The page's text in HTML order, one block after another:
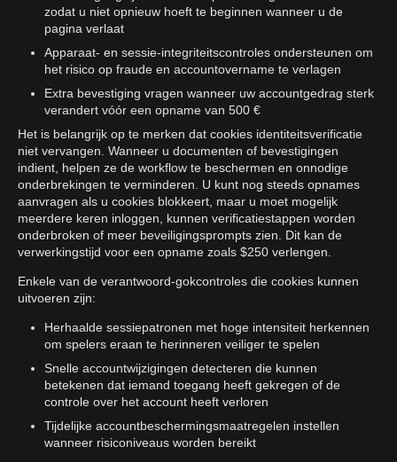
zodat u niet opnieuw hoeft te beginnen wanneer u de
pagina verlaat
Apparaat- en sessie-integriteitscontroles ondersteunen om
het risico op fraude en accountovername te verlagen
Extra bevestiging vragen wanneer uw accountgedrag sterk
verandert vóór een opname van 500 €
Het is belangrijk op te merken dat cookies identiteitsverificatie
niet vervangen. Wanneer u documenten of bevestigingen
indient, helpen ze de workflow te beschermen en onnodige
onderbrekingen te verminderen. U kunt nog steeds opnames
aanvragen als u cookies blokkeert, maar u moet mogelijk
meerdere keren inloggen, kunnen verificatiestappen worden
onderbroken of meer beveiligingsprompts zien. Dit kan de
verwerkingstijd voor een opname zoals $250 verlengen.
Enkele van de verantwoord-gokcontroles die cookies kunnen
uitvoeren zijn:
Herhaalde sessiepatronen met hoge intensiteit herkennen
om spelers eraan te herinneren veiliger te spelen
Snelle accountwijzigingen detecteren die kunnen
betekenen dat iemand toegang heeft gekregen of de
controle over het account heeft verloren
Tijdelijke accountbeschermingsmaatregelen instellen
wanneer risiconiveaus worden bereikt